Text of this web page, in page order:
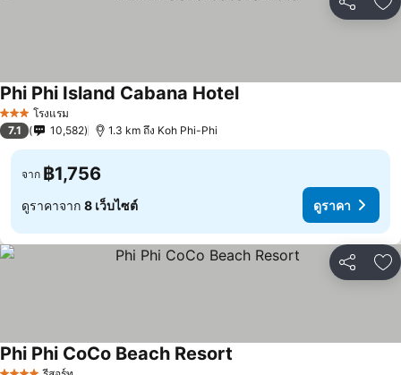
แชร์ เ
3 ดาว โรงแรม
Phi Phi Island Cabana Hotel
7.1 10,582 1.3 km ถึง Koh Phi-Phi
จาก ฿1,756
ดูราคาจาก 8 เว็บไซต์ ดูราคา
แชร์ เ
Phi Phi CoCo Beach Resort